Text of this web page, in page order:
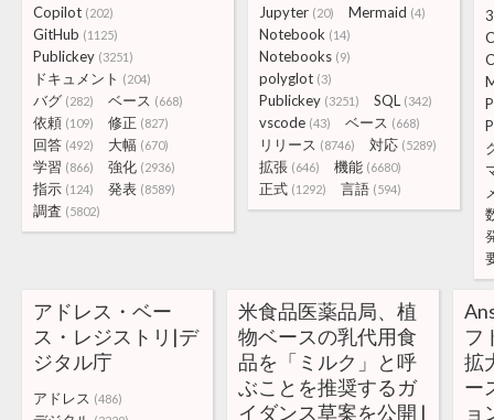
Copilot (202)
GitHub (1125)
Publickey (3251)
ドキュメント (204)
バグ (282) ベース (668)
依頼 (109) 修正 (827)
回答 (492) 大幅 (670)
学習 (866) 強化 (2936)
指示 (124) 発表 (8589)
調査 (5802)
Jupyter (20) Mermaid (4)
Notebook (14)
Notebooks (9)
polyglot (3)
Publickey (3251) SQL (342)
vscode (43) ベース (668)
リリース (8746) 対応 (5289)
拡張 (646) 機能 (6680)
正式 (1292) 言語 (594)
アドレス・ベー
ス・レジストリ|デ
ジタル庁
アドレス (486)
米食品医薬品局、植
物ベースの乳代用食
品を「ミルク」と呼
ぶことを推奨するガ
イダンス草案を公開 |
フ
拡
ー
ョ